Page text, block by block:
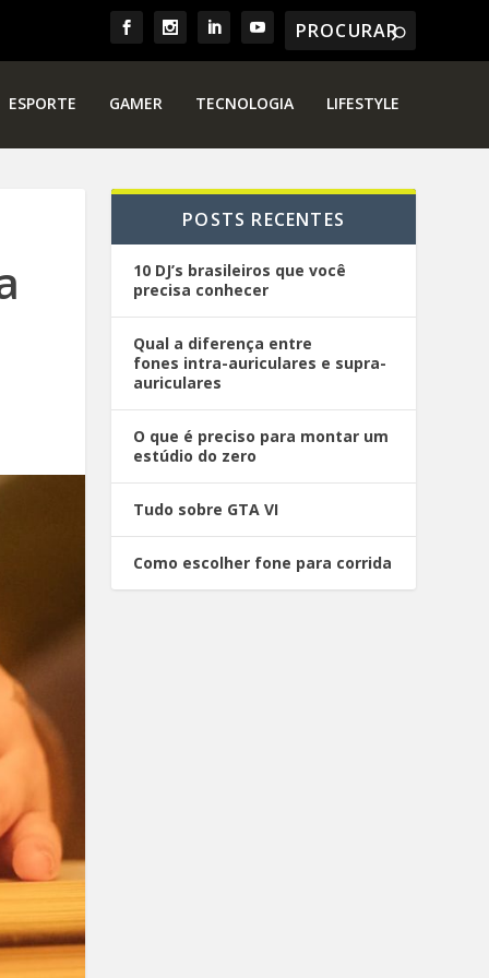
ESPORTE GAMER TECNOLOGIA LIFESTYLE
POSTS RECENTES
10 DJ’s brasileiros que você
precisa conhecer
Qual a diferença entre
fones intra-auriculares e supra-
auriculares
O que é preciso para montar um
estúdio do zero
Tudo sobre GTA VI
Como escolher fone para corrida